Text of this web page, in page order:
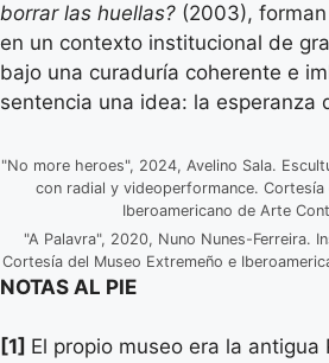
borrar las huellas? (2003),
en un contexto institucional de
bajo una curaduría coherente e
sentencia una idea: la esperanza
"No more heroes", 2024, Avelino Sala.
con radial y videoperformance. Cortesía
Iberoamericano de Arte
"A Palavra", 2020, Nuno Nunes-Ferreira.
Cortesía del Museo Extremeño e
NOTAS AL PIE
[1] El propio museo era la antigua